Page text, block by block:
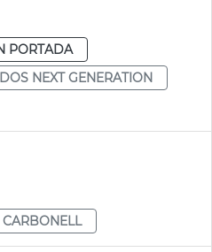
PORTADA
NEXT GENERATION
CARBONELL